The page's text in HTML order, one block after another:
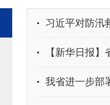
习近平对防汛
【新华日报
我省进一步部